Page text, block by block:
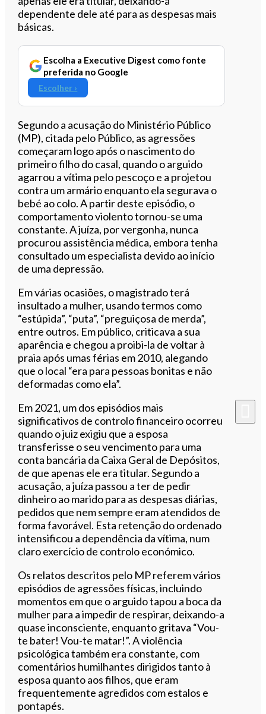
dependente dele até para as despesas mais
básicas.
Escolha a Executive Digest como fonte
preferida no Google
Escolher ›
Segundo a acusação do Ministério Público
(MP), citada pelo Público, as agressões
começaram logo após o nascimento do
primeiro filho do casal, quando o arguido
agarrou a vítima pelo pescoço e a projetou
contra um armário enquanto ela segurava o
bebé ao colo. A partir deste episódio, o
comportamento violento tornou-se uma
constante. A juíza, por vergonha, nunca
procurou assistência médica, embora tenha
consultado um especialista devido ao início
de uma depressão.
Em várias ocasiões, o magistrado terá
insultado a mulher, usando termos como
“estúpida”, “puta”, “preguiçosa de merda”,
entre outros. Em público, criticava a sua
aparência e chegou a proibi-la de voltar à
praia após umas férias em 2010, alegando
que o local “era para pessoas bonitas e não
deformadas como ela”.
Em 2021, um dos episódios mais
significativos de controlo financeiro ocorreu
quando o juiz exigiu que a esposa
transferisse o seu vencimento para uma
conta bancária da Caixa Geral de Depósitos,
de que apenas ele era titular. Segundo a
acusação, a juíza passou a ter de pedir
dinheiro ao marido para as despesas diárias,
pedidos que nem sempre eram atendidos de
forma favorável. Esta retenção do ordenado
intensificou a dependência da vítima, num
claro exercício de controlo económico.
Os relatos descritos pelo MP referem vários
episódios de agressões físicas, incluindo
momentos em que o arguido tapou a boca da
mulher para a impedir de respirar, deixando-a
quase inconsciente, enquanto gritava “Vou-
te bater! Vou-te matar!”. A violência
psicológica também era constante, com
comentários humilhantes dirigidos tanto à
esposa quanto aos filhos, que eram
frequentemente agredidos com estalos e
pontapés.